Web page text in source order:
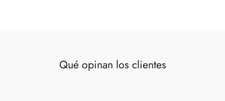
Qué opinan los clientes